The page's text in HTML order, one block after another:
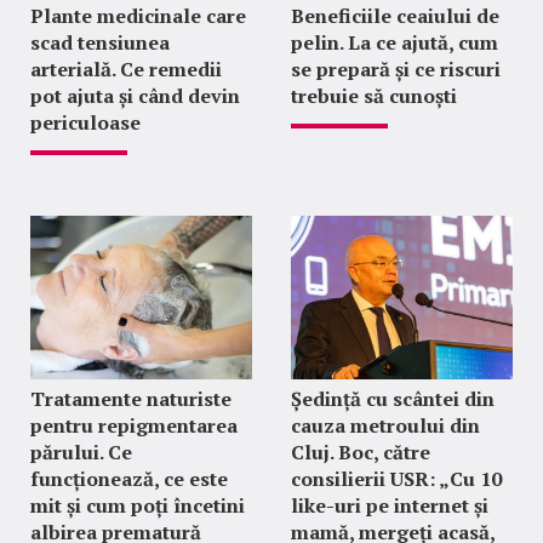
Plante medicinale care
scad tensiunea
arterială. Ce remedii
pot ajuta și când devin
periculoase
Beneficiile ceaiului de
pelin. La ce ajută, cum
se prepară și ce riscuri
trebuie să cunoști
Tratamente naturiste
pentru repigmentarea
părului. Ce
funcționează, ce este
mit și cum poți încetini
albirea prematură
Ședință cu scântei din
cauza metroului din
Cluj. Boc, către
consilierii USR: „Cu 10
like-uri pe internet și
mamă, mergeți acasă,